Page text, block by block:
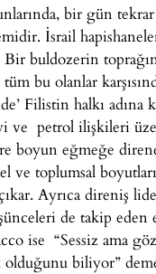
bir gün
İsrail
buldozerin
bu olanlar
Filistin halkı
ve petrol ilişkileri
boyun eğmeğe
ve toplumsal
Ayrıca direniş
de takip eden
ise “Sessiz ama
biliyor”